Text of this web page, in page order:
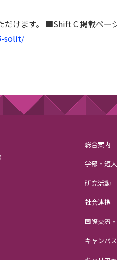
だけます。 ■Shift C 掲載ペー
solit/
総合案内
学部・短
研究活動
社会連携
国際交流
キャンパ